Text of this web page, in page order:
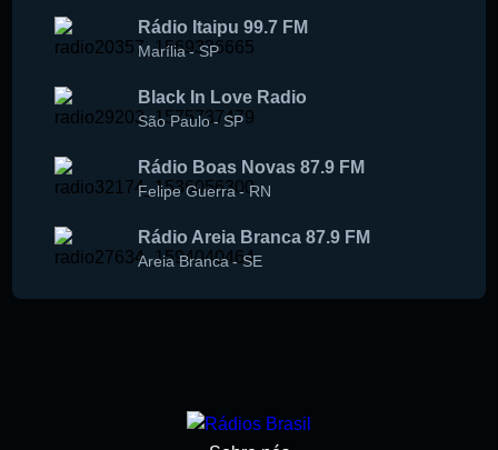
Rádio Itaipu 99.7 FM
Marília-SP
Black In Love Radio
São Paulo-SP
Rádio Boas Novas 87.9 FM
Felipe Guerra-RN
Rádio Areia Branca 87.9 FM
Areia Branca-SE